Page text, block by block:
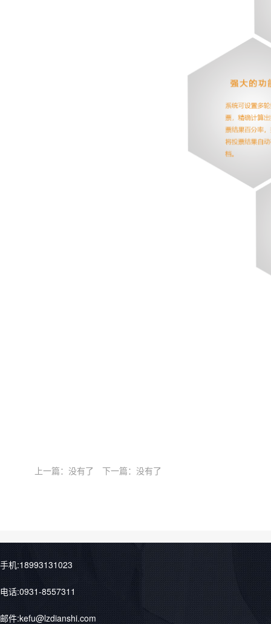
上一篇：没有了 下一篇：没有了
手机:18993131023
电话:0931-8557311
邮件:kefu@lzdianshi.com